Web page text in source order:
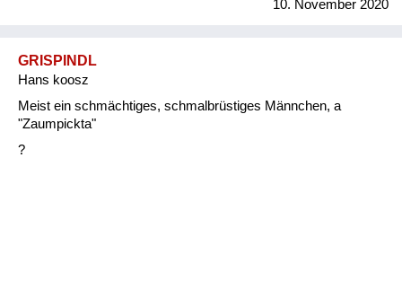
10. November 2020
GRISPINDL
Hans koosz
Meist ein schmächtiges, schmalbrüstiges Männchen, a
"Zaumpickta"
?